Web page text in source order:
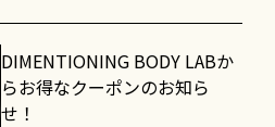
DIMENTIONING BODY LABか
らお得なクーポンのお知ら
せ！